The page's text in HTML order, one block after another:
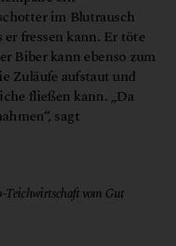
im Blutrausch
fressen kann. Er töte
Biber kann ebenso zum
Zuläufe aufstaut und
fließen kann. „Da
sagt
Teichwirtschaft vom Gut